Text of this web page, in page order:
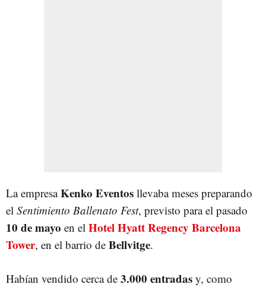
La empresaKenko Eventos llevaba meses preparando
el Sentimiento Ballenato Fest, previsto para el pasado
10 de mayo en el Hotel Hyatt Regency Barcelona
Tower, en el barrio de Bellvitge.
Habían vendido cerca de 3.000 entradas y, como